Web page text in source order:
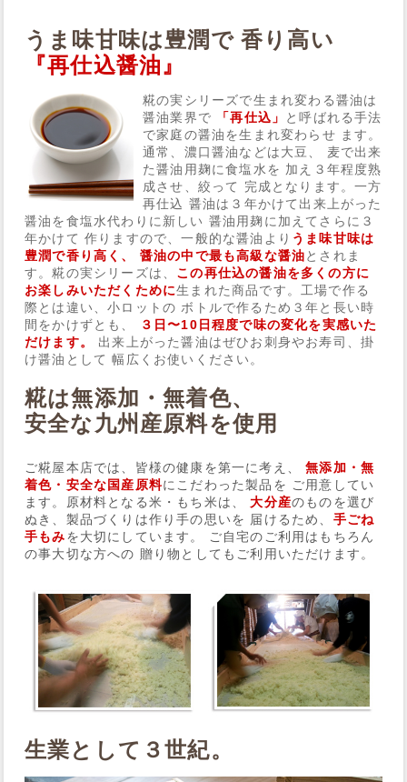
Site
うま味甘味は豊潤で 香り高い
『再仕込醤油』
糀の実シリーズで生まれ変わる醤油は
醤油業界で
「再仕込」
と呼ばれる手法
で家庭の醤油を生まれ変わらせ ます。
通常、濃口醤油などは大豆、 麦で出来
た醤油用麹に食塩水を 加え３年程度熟
成させ、絞って 完成となります。一方
再仕込 醤油は３年かけて出来上がった
醤油を食塩水代わりに新しい 醤油用麹に加えてさらに３
年かけて 作りますので、一般的な醤油より うま味甘味は
豊潤で香り高く、 醤油の中で最も高級な醤油とされま
す。糀の実シリーズは、 この再仕込の醤油を多くの方に
お楽しみいただくために生まれた商品です。工場で作る
際とは違い、小ロットの ボトルで作るため３年と長い時
間をかけずとも、
３日〜10日程度で味の変化を実感いた
だけます。 出来上がった醤油はぜひお刺身やお寿司、掛
け醤油として 幅広くお使いください。
糀は無添加・無着色、
安全な九州産原料を使用
ご糀屋本店では、皆様の健康を第一に考え、無添加・無
着色・安全な国産原料にこだわった製品を ご用意してい
ます。原材料となる米・もち米は、大分産のものを選び
ぬき、製品づくりは作り手の思いを 届けるため、 手ごね
手もみを大切にしています。 ご自宅のご利用はもちろん
の事大切な方への 贈り物としてもご利用いただけます。
生業として３世紀。